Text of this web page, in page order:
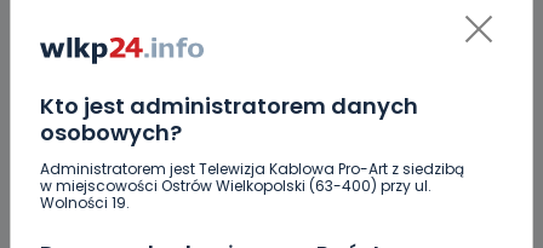
Kto jest administratorem danych
osobowych?
Administratorem jest Telewizja Kablowa Pro-Art z siedzibą
w miejscowości Ostrów Wielkopolski (63-400) przy ul.
Wolności 19.
Ile jest klimy w szpitalu? Sprawdzamy w regionie
Centra wzmocniona i gotowa do gry. Chce
lepszego seoznu